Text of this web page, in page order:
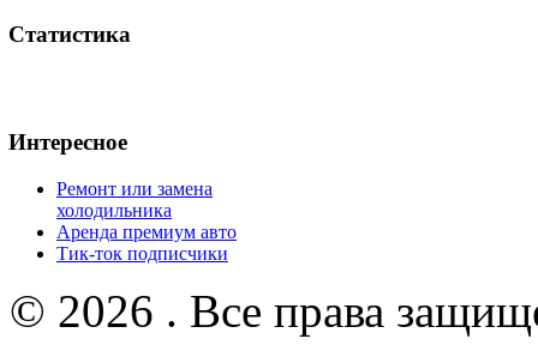
Статистика
Интересное
Ремонт или замена
холодильника
Аренда премиум авто
Тик-ток подписчики
© 2026 . Все права